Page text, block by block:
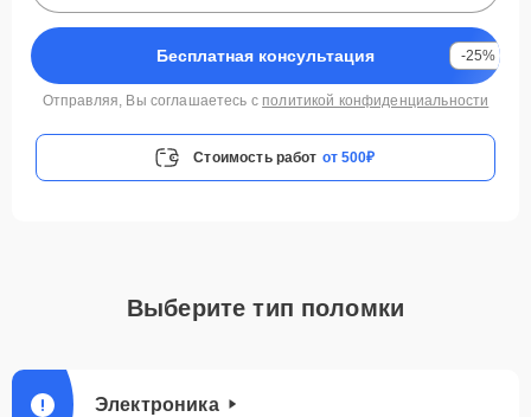
Бесплатная консультация -25%
Отправляя, Вы соглашаетесь с политикой конфиденциальности
Стоимость работ от 500₽
Выберите тип поломки
Электроника